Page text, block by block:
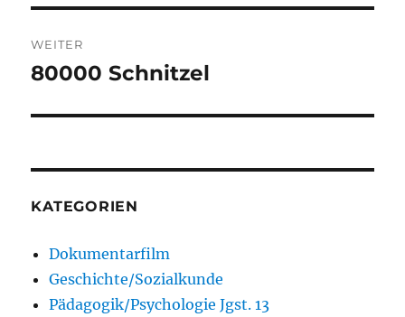
WEITER
Nächster
80000 Schnitzel
KATEGORIEN
Dokumentarfilm
Geschichte/Sozialkunde
Pädagogik/Psychologie Jgst. 13